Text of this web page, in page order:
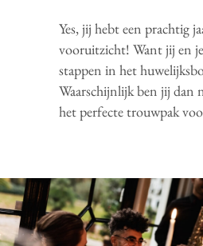
Yes, jij hebt een prachtig
vooruitzicht! Want jij en
stappen in het
Waarschijnlijk ben jij dan
het perfecte trouwpak